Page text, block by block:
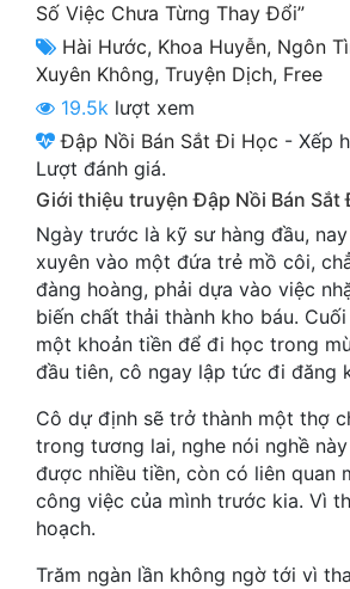
Cạnh Kỹ
Cổ Tiên Hiệp
Du Hí
Dị Giới
Dị Năng
Gia Đấu
Góc Nhìn Nam
Góc Nhìn Nữ
Huyền Huyễn
Số Việc Chưa Từng Thay Đổi”
Hài Hước, Khoa Huyễn, Ngôn
Xuyên Không, Truyện Dịch, Free
19.5k lượt xem
Đập Nồi Bán Sắt Đi Học - Xếp
Lượt đánh giá.
Giới thiệu truyện Đập Nồi Bán Sắt
Ngày trước là kỹ sư hàng đầu, nay
xuyên vào một đứa trẻ mồ côi,
đàng hoàng, phải dựa vào việc
biến chất thải thành kho báu.
một khoản tiền để đi học trong
đầu tiên, cô ngay lập tức đi đăng
Cô dự định sẽ trở thành một thợ
trong tương lai, nghe nói nghề
được nhiều tiền, còn có liên quan
công việc của mình trước kia. Vì
hoạch.
Trăm ngàn lần không ngờ tới vì